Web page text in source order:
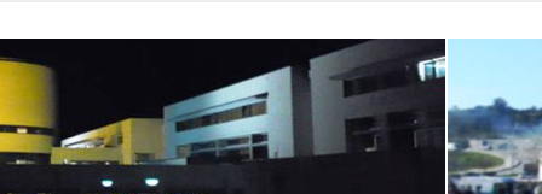
Autenticação
Utilizador